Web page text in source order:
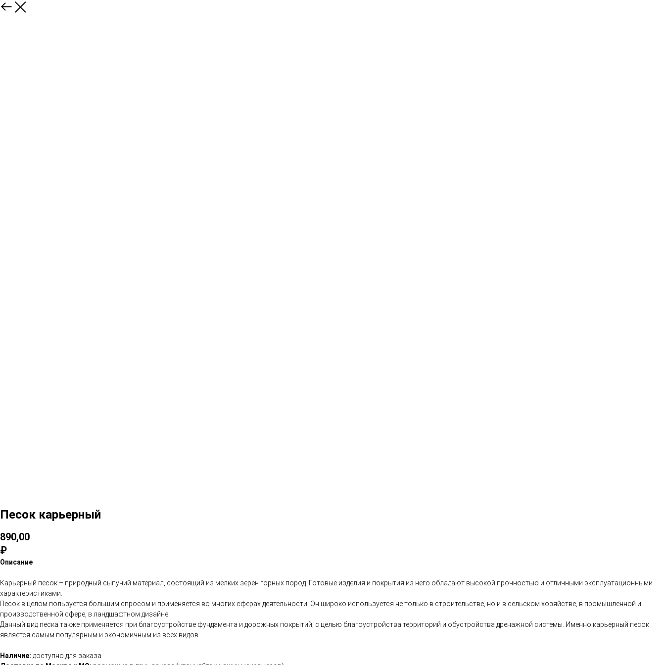
Песок карьерный
890,00
₽
Описание
Карьерный песок – природный сыпучий материал, состоящий из мелких зерен горных пород. Готовые изделия и покрытия из него обладают высокой прочностью и отличными эксплуатационными
характеристиками.
Песок в целом пользуется большим спросом и применяется во многих сферах деятельности. Он широко используется не только в строительстве, но и в сельском хозяйстве, в промышленной и
производственной сфере, в ландшафтном дизайне.
Данный вид песка также применяется при благоустройстве фундамента и дорожных покрытий; с целью благоустройства территорий и обустройства дренажной системы. Именно карьерный песок
является самым популярным и экономичным из всех видов.
Наличие: доступно для заказа